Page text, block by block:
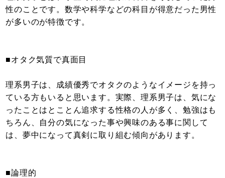
性のことです。数学や科学などの科目が得意だった男性
が多いのが特徴です。
■オタク気質で真面目
理系男子は、成績優秀でオタクのようなイメージを持っ
ている方もいると思います。実際、理系男子は、気にな
ったことはとことん追求する性格の人が多く、勉強はも
ちろん、自分の気になった事や興味のある事に関して
は、夢中になって真剣に取り組む傾向があります。
■論理的